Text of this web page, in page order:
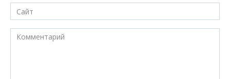
Сайт
Комментарий